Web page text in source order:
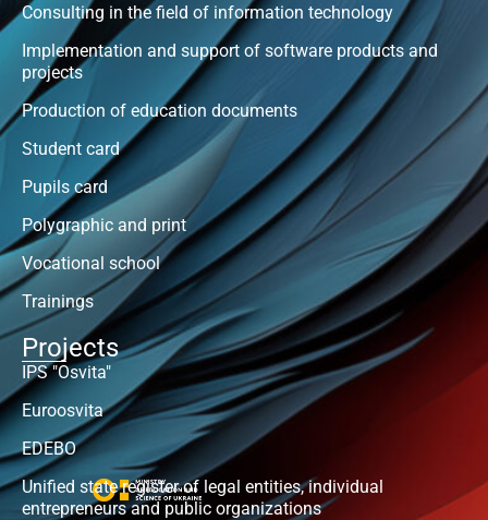
Consulting in the field of information technology
Implementation and support of software products and
projects
Production of education documents
Student card
Pupils card
Polygraphic and print
Vocational school
Trainings
Projects
IPS "Osvita"
Euroosvita
EDEBO
Unified state register of legal entities, individual
entrepreneurs and public organizations